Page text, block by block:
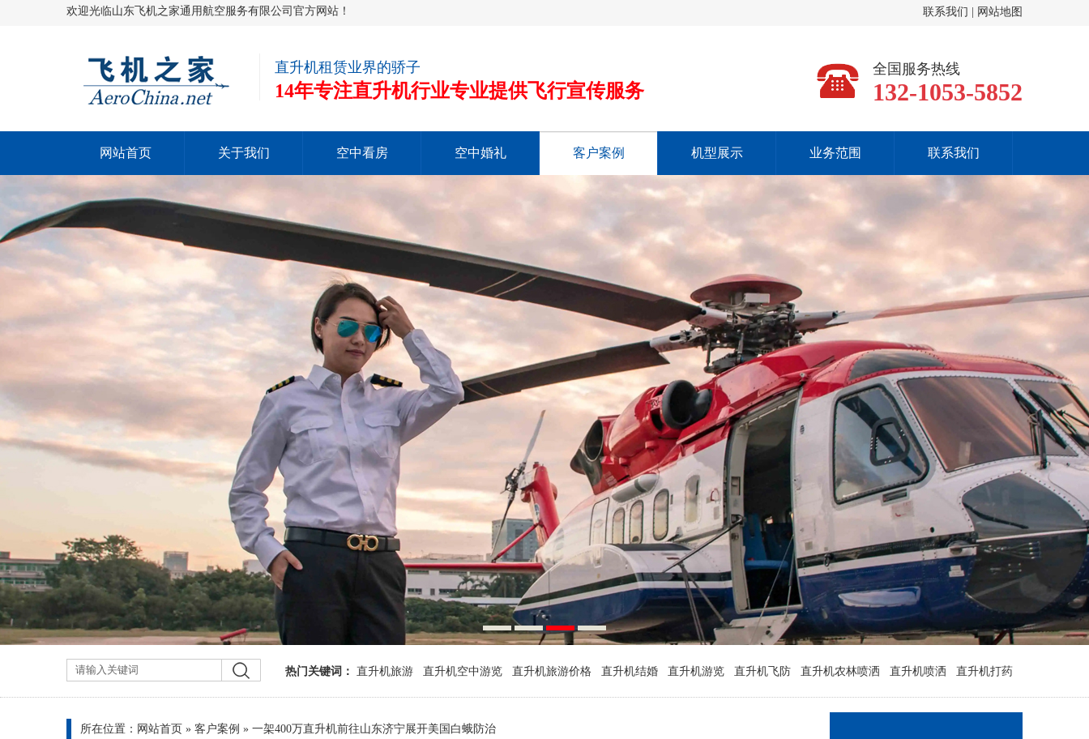
欢迎光临山东飞机之家通用航空服务有限公司官方网站！ 联系我们 网站地图
直升机租赁业界的骄子
14年专注直升机行业专业提供飞行宣传服务
全国服务热线
132-1053-5852
网站首页 关于我们 空中看房 空中婚礼 客户案例 机型展示 业务范围 联系我们
热门关键词： 直升机旅游 直升机空中游览 直升机旅游价格 直升机结婚 直升机游览 直升机飞防 直升机农林喷洒 直升机喷洒 直升机打药
所在位置： 网站首页 » 客户案例 » 一架400万直升机前往山东济宁展开美国白蛾防治